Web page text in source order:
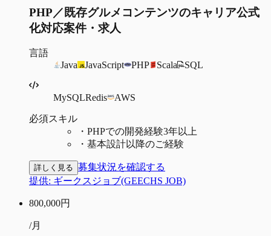
PHP／既存グルメコンテンツのキャリア公式
化対応案件・求人
言語
Java
JavaScript PHP Scala SQL
MySQLRedis AWS
必須スキル
・ PHPでの開発経験3年以上
・ 基本設計以降のご経験
詳しく見る 募集状況を確認する
提供: ギークスジョブ(GEECHS JOB)
800,000円
/月